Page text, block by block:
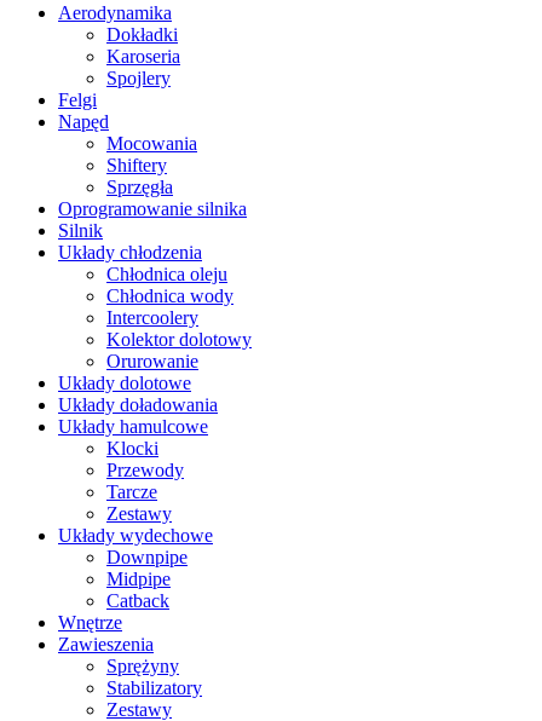
Aerodynamika
Dokładki
Karoseria
Spojlery
Felgi
Napęd
Mocowania
Shiftery
Sprzęgła
Oprogramowanie silnika
Silnik
Układy chłodzenia
Chłodnica oleju
Chłodnica wody
Intercoolery
Kolektor dolotowy
Orurowanie
Układy dolotowe
Układy doładowania
Układy hamulcowe
Klocki
Przewody
Tarcze
Zestawy
Układy wydechowe
Downpipe
Midpipe
Catback
Wnętrze
Zawieszenia
Sprężyny
Stabilizatory
Zestawy